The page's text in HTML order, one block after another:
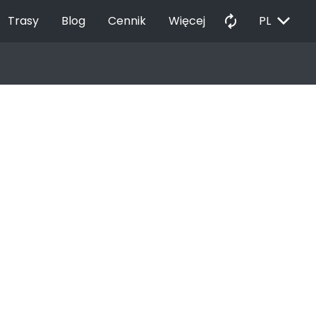
Trasy Blog Cennik Więcej autorenew PL EXPAND_MORE